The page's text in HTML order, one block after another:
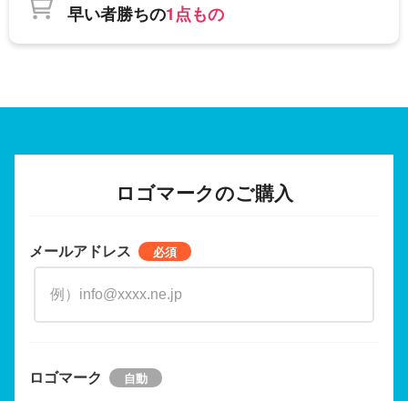
早い者勝ちの1点もの
ロゴマークのご購入
メールアドレス
ロゴマーク